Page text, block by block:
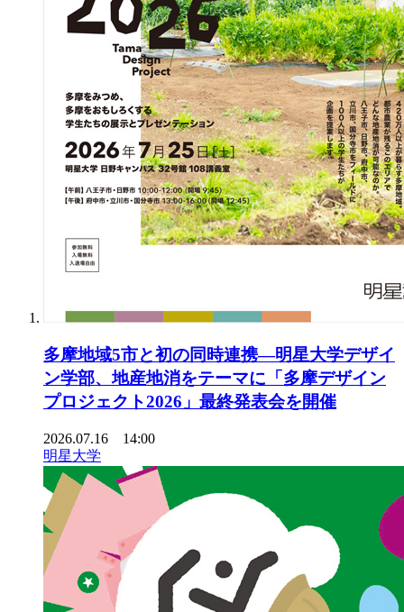
多摩地域5市と初の同時連携―明星大学デザイ
ン学部、地産地消をテーマに「多摩デザイン
プロジェクト2026」最終発表会を開催
2026.07.16 14:00
明星大学